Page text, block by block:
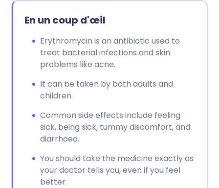
En un coup d'œil
Erythromycin is an antibiotic used to
treat bacterial infections and skin
problems like acne.
It can be taken by both adults and
children.
Common side effects include feeling
sick, being sick, tummy discomfort, and
diarrhoea.
You should take the medicine exactly as
your doctor tells you, even if you feel
better.